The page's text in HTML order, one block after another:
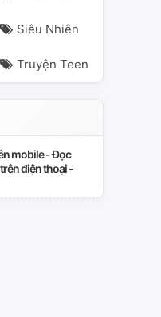
Siêu Nhiên
Truyện Teen
mobile - Đọc
điện thoại -